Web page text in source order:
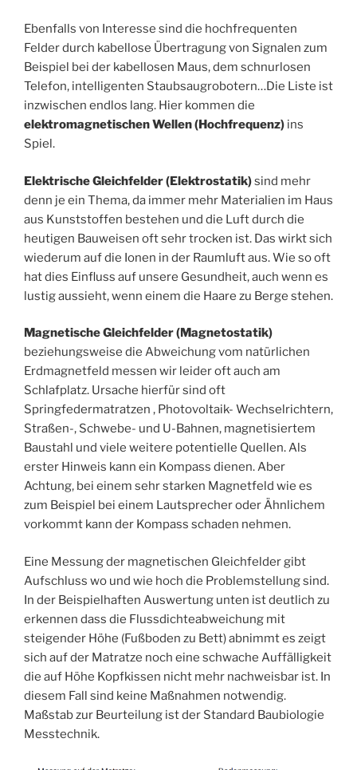
Ebenfalls von Interesse sind die hochfrequenten
Felder durch kabellose Übertragung von Signalen zum
Beispiel bei der kabellosen Maus, dem schnurlosen
Telefon, intelligenten Staubsaugrobotern…Die Liste ist
inzwischen endlos lang. Hier kommen die
elektromagnetischen Wellen (Hochfrequenz) ins
Spiel.
Elektrische Gleichfelder (Elektrostatik)sind mehr
denn je ein Thema, da immer mehr Materialien im Haus
aus Kunststoffen bestehen und die Luft durch die
heutigen Bauweisen oft sehr trocken ist. Das wirkt sich
wiederum auf die Ionen in der Raumluft aus. Wie so oft
hat dies Einfluss auf unsere Gesundheit, auch wenn es
lustig aussieht, wenn einem die Haare zu Berge stehen.
Magnetische Gleichfelder (Magnetostatik)
beziehungsweise die Abweichung vom natürlichen
Erdmagnetfeld messen wir leider oft auch am
Schlafplatz. Ursache hierfür sind oft
Springfedermatratzen , Photovoltaik- Wechselrichtern,
Straßen-, Schwebe- und U-Bahnen, magnetisiertem
Baustahl und viele weitere potentielle Quellen. Als
erster Hinweis kann ein Kompass dienen. Aber
Achtung, bei einem sehr starken Magnetfeld wie es
zum Beispiel bei einem Lautsprecher oder Ähnlichem
vorkommt kann der Kompass schaden nehmen.
Eine Messung der magnetischen Gleichfelder gibt
Aufschluss wo und wie hoch die Problemstellung sind.
In der Beispielhaften Auswertung unten ist deutlich zu
erkennen dass die Flussdichteabweichung mit
steigender Höhe (Fußboden zu Bett) abnimmt es zeigt
sich auf der Matratze noch eine schwache Auffälligkeit
die auf Höhe Kopfkissen nicht mehr nachweisbar ist. In
diesem Fall sind keine Maßnahmen notwendig.
Maßstab zur Beurteilung ist der Standard Baubiologie
Messtechnik.